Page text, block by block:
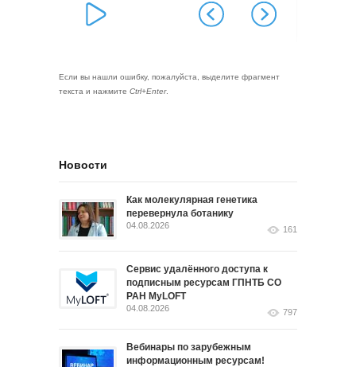
Если вы нашли ошибку, пожалуйста, выделите фрагмент
текста и нажмите Ctrl+Enter.
Новости
Как молекулярная генетика
перевернула ботанику
04.08.2026 161
Сервис удалённого доступа к
подписным ресурсам ГПНТБ СО
РАН MyLOFT
04.08.2026 797
Вебинары по зарубежным
информационным ресурсам!